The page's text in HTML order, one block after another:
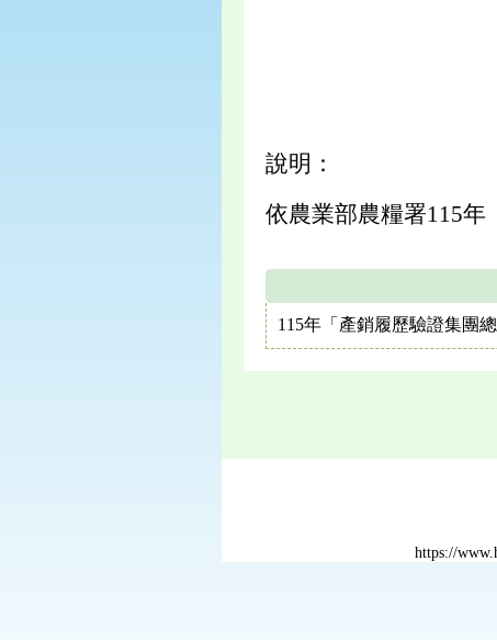
說明：
依農業部農糧署115年
115年「產銷履歷驗證集團
https://